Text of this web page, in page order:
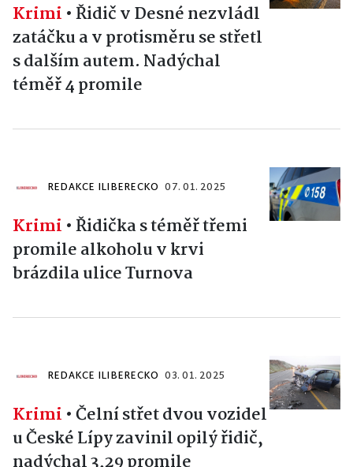
Krimi •Řidič v Desné nezvládl
zatáčku a v protisměru se střetl
s dalším autem. Nadýchal
téměř 4 promile
REDAKCE ILIBERECKO 07. 01. 2025
Krimi •Řidička s téměř třemi
promile alkoholu v krvi
brázdila ulice Turnova
REDAKCE ILIBERECKO 03. 01. 2025
Krimi •Čelní střet dvou vozidel
u České Lípy zavinil opilý řidič,